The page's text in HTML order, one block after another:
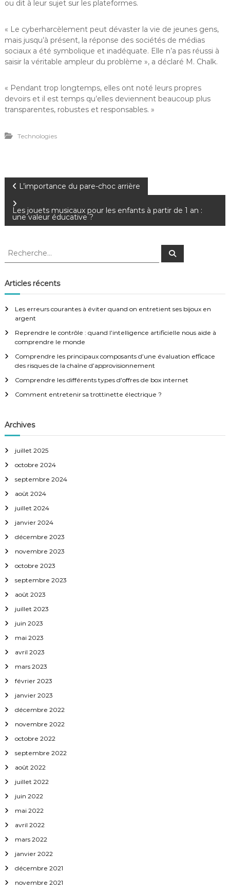
ou dit à leur sujet sur les plateformes.
« Le cyberharcèlement peut dévaster la vie de jeunes gens,
mais jusqu’à présent, la réponse des sociétés de médias
sociaux a été symbolique et inadéquate. Elle n’a pas réussi à
saisir la véritable ampleur du problème », a déclaré M. Chalk.
« Pendant trop longtemps, elles ont noté leurs propres
devoirs et il est temps qu’elles deviennent beaucoup plus
transparentes, robustes et responsables. »
Technologies
N
a
i
g
a
t
i
o
n
d
e
l
’
a
r
t
i
c
l
e
L’importance du pare-choc arrière
Les jouets musicaux pour les enfants à partir de 1 an :
une valeur éducative ?
R
h
e
c
e
:
R
c
e
r
Articles récents
Les erreurs courantes à éviter quand on entretient ses bijoux en
argent
Reprendre le contrôle : quand l’intelligence artificielle nous aide à
comprendre le monde
Comprendre les principaux composants d’une évaluation efficace
des risques de la chaîne d’approvisionnement
Comprendre les différents types d’offres de box internet
Comment entretenir sa trottinette électrique ?
Archives
juillet 2025
octobre 2024
septembre 2024
août 2024
juillet 2024
janvier 2024
décembre 2023
novembre 2023
octobre 2023
septembre 2023
août 2023
juillet 2023
juin 2023
mai 2023
avril 2023
mars 2023
février 2023
janvier 2023
décembre 2022
novembre 2022
octobre 2022
septembre 2022
août 2022
juillet 2022
juin 2022
mai 2022
avril 2022
mars 2022
janvier 2022
décembre 2021
novembre 2021